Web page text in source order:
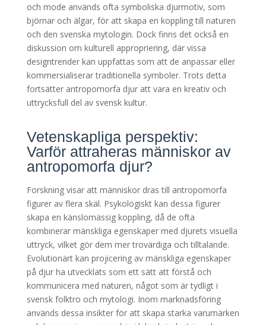
och mode används ofta symboliska djurmotiv, som
björnar och älgar, för att skapa en koppling till naturen
och den svenska mytologin. Dock finns det också en
diskussion om kulturell appropriering, där vissa
designtrender kan uppfattas som att de anpassar eller
kommersialiserar traditionella symboler. Trots detta
fortsätter antropomorfa djur att vara en kreativ och
uttrycksfull del av svensk kultur.
Vetenskapliga perspektiv:
Varför attraheras människor av
antropomorfa djur?
Forskning visar att människor dras till antropomorfa
figurer av flera skäl. Psykologiskt kan dessa figurer
skapa en känslomässig koppling, då de ofta
kombinerar mänskliga egenskaper med djurets visuella
uttryck, vilket gör dem mer trovärdiga och tilltalande.
Evolutionärt kan projicering av mänskliga egenskaper
på djur ha utvecklats som ett sätt att förstå och
kommunicera med naturen, något som är tydligt i
svensk folktro och mytologi. Inom marknadsföring
används dessa insikter för att skapa starka varumärken